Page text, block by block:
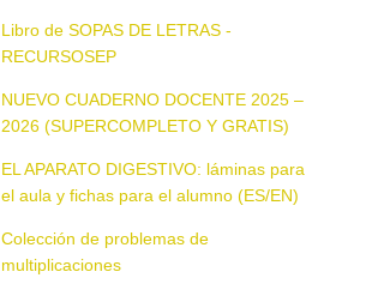
Libro de SOPAS DE LETRAS -
RECURSOSEP
NUEVO CUADERNO DOCENTE 2025 –
2026 (SUPERCOMPLETO Y GRATIS)
EL APARATO DIGESTIVO: láminas para
el aula y fichas para el alumno (ES/EN)
Colección de problemas de
multiplicaciones